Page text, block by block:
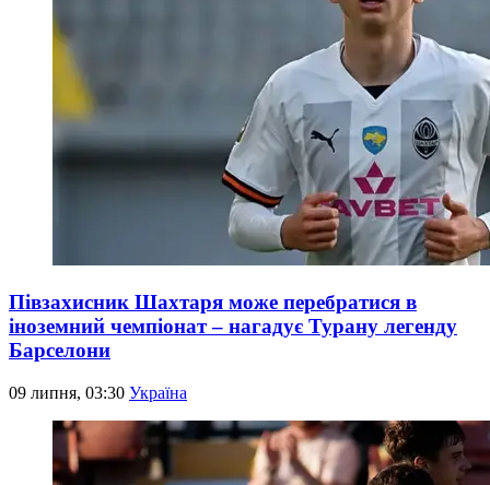
Півзахисник Шахтаря може перебратися в
іноземний чемпіонат – нагадує Турану легенду
Барселони
09 липня, 03:30 Україна